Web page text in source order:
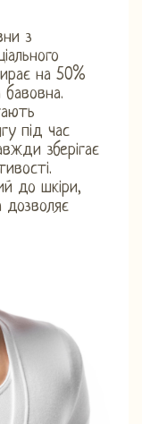
з
на 50%
бавовна.
під час
зберігає
до шкіри,
дозволяє